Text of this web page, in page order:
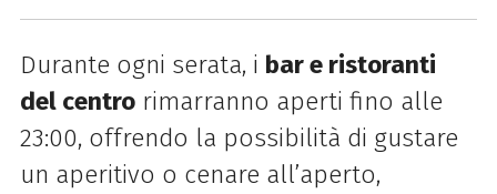
Durante ogni serata, i bar e ristoranti
del centrorimarranno aperti fino alle
23:00, offrendo la possibilità di gustare
un aperitivo o cenare all’aperto,